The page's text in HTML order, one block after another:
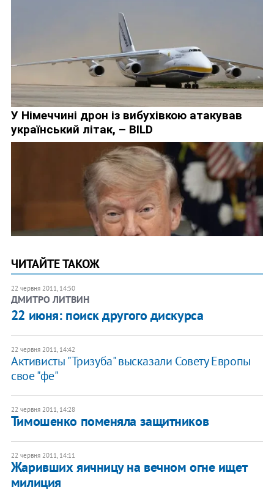
ЧИТАЙТЕ ТАКОЖ
22 червня 2011, 14:50
ДМИТРО ЛИТВИН
22 июня: поиск другого дискурса
22 червня 2011, 14:42
Активисты "Тризуба" высказали Совету Европы
свое "фе"
22 червня 2011, 14:28
Тимошенко поменяла защитников
22 червня 2011, 14:11
Жаривших яичницу на вечном огне ищет
милиция